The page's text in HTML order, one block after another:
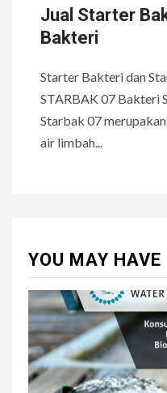
Jual Starter
Bakteri
Starter Bakteri dan
STARBAK 07 Bakteri
Starbak 07
air limbah...
YOU MAY HAVE